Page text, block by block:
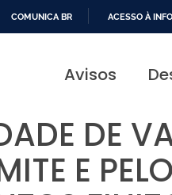
PARA
COMUNICA BR ACESSO À
Avisos
DE
E